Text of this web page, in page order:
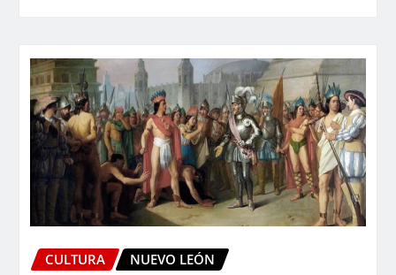
CULTURA NUEVO LEÓN